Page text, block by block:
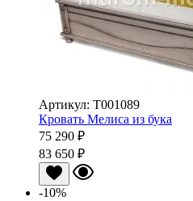
Артикул: Т001089
Кровать Мелиса из бука
75 290 ₽
83 650 ₽
-10%